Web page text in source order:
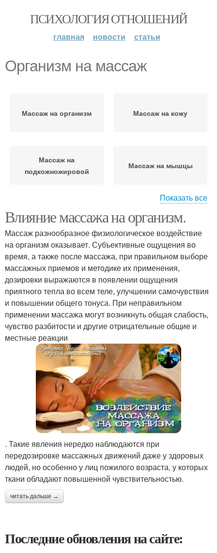
ПСИХОЛОГИЯ ОТНОШЕНИЙ
главная новости статьи
Организм на массаж
Массаж на организм Массаж на кожу
Массаж на
подкожножировой
Массаж на мышцы
систему
и
Массаж на обмен Классический массаж
Показать все
Влияние массажа на организм.
Массаж разнообразное физиологическое воздействие
на организм оказывает. Субъективные ощущения во
время, а также после массажа, при правильном выборе
массажных приемов и методике их применения,
дозировки выражаются в появлении ощущения
приятного тепла во всем теле, улучшении самочувствия
и повышении общего тонуса. При неправильном
применении массажа могут возникнуть общая слабость,
чувство разбитости и другие отрицательные общие и
местные реакции
. Такие явления нередко наблюдаются при
передозировке массажных движений даже у здоровых
людей, но особенно у лиц пожилого возраста, у которых
ткани обладают повышенной чувствительностью.
читать дальше →
Последние обновления на сайте: